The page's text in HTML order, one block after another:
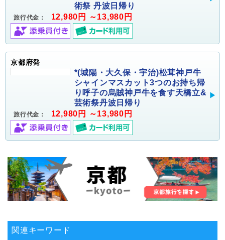
術祭 丹波日帰り
旅行代金： 12,980円 ～13,980円
京都府発
*(城陽・大久保・宇治)松茸神戸牛
シャインマスカット3つのお持ち帰
り呼子の烏賊神戸牛を食す天橋立&
芸術祭丹波日帰り
旅行代金： 12,980円 ～13,980円
関連キーワード